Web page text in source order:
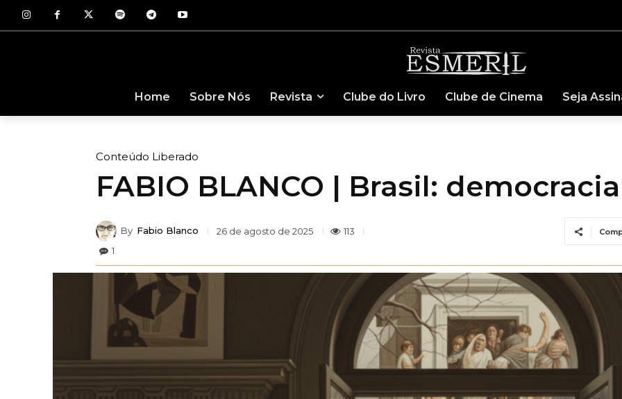
Home Sobre Nós Revista Clube do Livro Clube de Cinema Seja
Conteúdo Liberado
FABIO BLANCO | Brasil:
By Fabio Blanco 26 de agosto de 2025
113
1